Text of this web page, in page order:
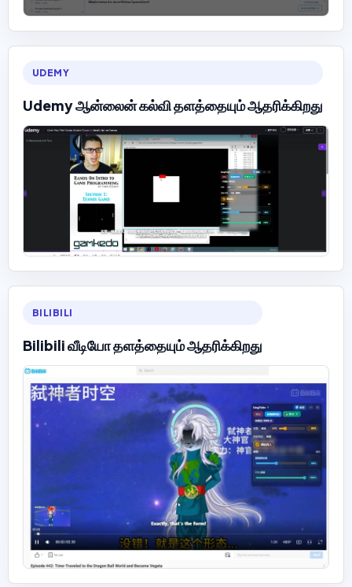
UDEMY
Udemy ஆன்லைன் கல்வி தளத்தையும் ஆதரிக்கிறது
BILIBILI
Bilibili வீடியோ தளத்தையும் ஆதரிக்கிறது